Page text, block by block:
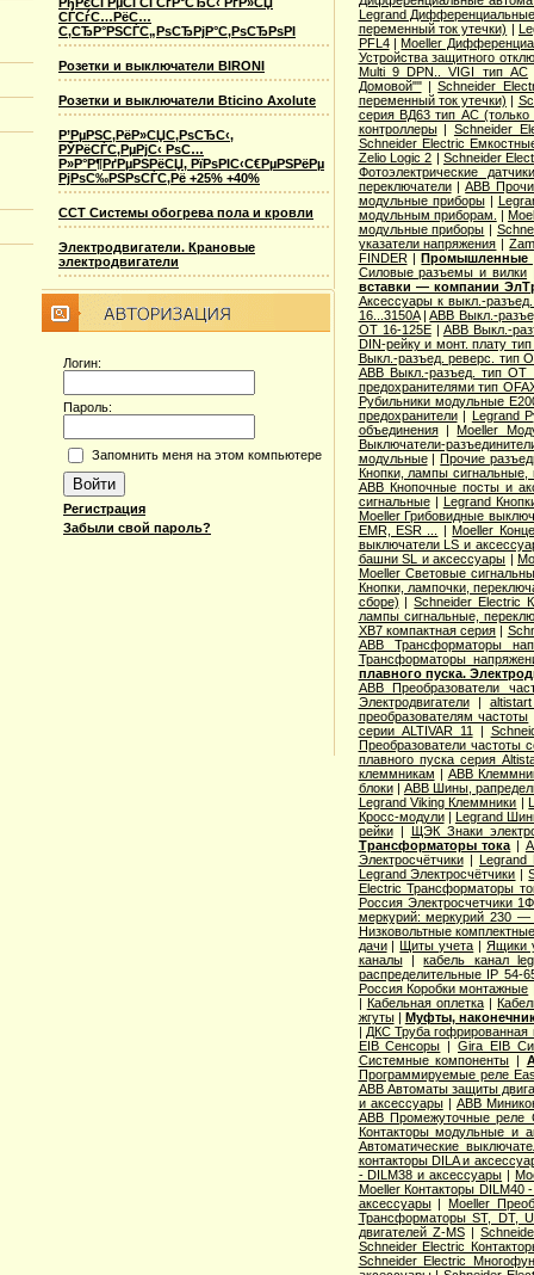
СЃСѓС…РёС…
С‚СЂР°РЅСЃС„РѕСЂРјР°С‚РѕСЂРѕРІ
Розетки и выключатели BIRONI
Розетки и выключатели Bticino Axolute
Р’РµРЅС‚РёР»СЏС‚РѕСЂС‹,
РЎРёСЃС‚РµРјС‹ РѕС…
Р»Р°Р¶РґРµРЅРёСЏ, РїРѕРІС‹С€РµРЅРёРµ
РјРѕС‰РЅРѕСЃС‚Рё +25% +40%
ССТ Системы обогрева пола и кровли
Электродвигатели. Крановые
электродвигатели
Логин:
Пароль:
Запомнить меня на этом компьютере
Регистрация
Забыли свой пароль?
Legrand
переменный ток утечки) |
PFL4|Moeller
Устройства защитного
Multi 9 DPN.. VIGI тип AС
Домовой""|Schneider
переменный ток утечки) |
серия ВД63 тип АС (только
контроллеры| Schneider
Schneider Electric
Zelio Logic 2 | Schneider
Фотоэлектрические датчики
переключатели|ABB
модульные приборы|
модульным приборам.
|
модульные приборы |
указатели напряжения |
FINDER|Промышленные
Cиловые разъемы и вилки
вставки — компании
Аксессуары к выкл.-
16...3150A|ABB Выкл.-
OT 16-125E| ABB Выкл.-
DIN-рейку и монт. плату
Выкл.-разъед. реверс. тип
ABB Выкл.-разъед. тип OT
предохранителями тип
Рубильники модульные
предохранители| Legrand
объединения|Moeller
Выключатели-
модульные|Прочие
Кнопки, лампы сигнальные,
ABB Кнопочные посты и
сигнальные| Legrand
Moeller Грибовидные
EMR, ESR ...
|Moeller
выключатели LS и
башни SL и аксессуары |
Moeller Световые
Кнопки, лампочки,
сборе) |Schneider Electric
лампы сигнальные,
XB7 компактная серия |
ABB Трансформаторы
Трансформаторы
плавного пуска.
ABB Преобразователи
Электродвигатели|
преобразователям частоты
серии ALTIVAR 11
|
Преобразователи частоты
плавного пуска серия
клеммникам | ABB
блоки| ABB Шины,
Legrand Viking Клеммники |
Кросс-модули| Legrand
рейки| ЩЭК Знаки
Трансформаторы тока |
Электросчётчики| Legrand
Legrand Электросчётчики |
Electric Трансформаторы
Россия Электросчетчики
меркурий: меркурий 230 —
Низковольтные
дачи|Щиты учета |Ящики
каналы|кабель канал
распределительные IP 54-
Россия Коробки монтажные
| Кабельная оплетка|
жгуты| Муфты,
| ДКС Труба гофрированная
EIB Сенсоры |Gira EIB
Системные компоненты |
Программируемые реле
ABB Автоматы защиты
и аксессуары|ABB
ABB Промежуточные реле
Контакторы модульные и
Автоматические
контакторы DILA и
- DILM38 и аксессуары |
Moeller Контакторы DILM40
аксессуары|Moeller
Трансформаторы ST, DT,
двигателей Z-MS|
Schneider Electric
Schneider Electric